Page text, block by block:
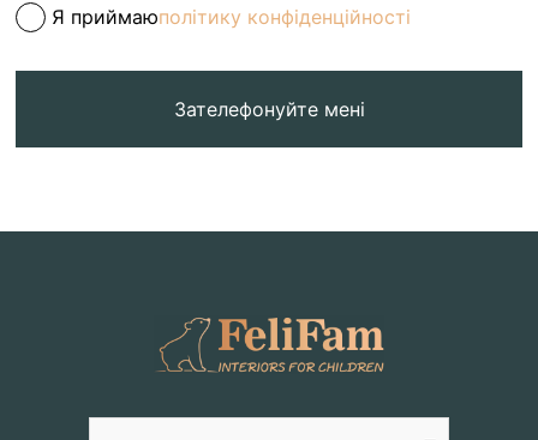
Я приймаюполітику конфіденційності
Зателефонуйте мені